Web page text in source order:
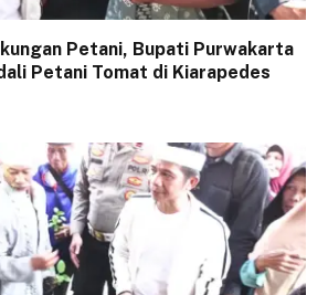
Petani, Bupati Purwakarta
Petani Tomat di Kiarapedes